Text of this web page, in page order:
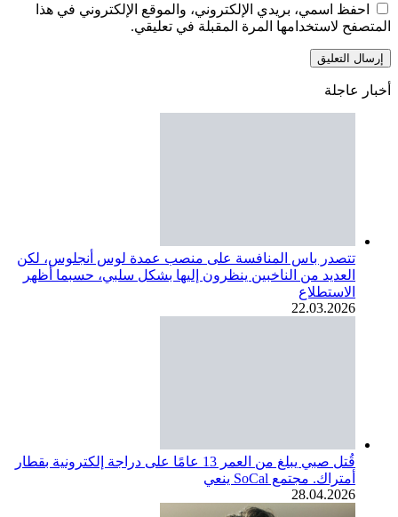
احفظ اسمي، بريدي الإلكتروني، والموقع الإلكتروني في هذا
المتصفح لاستخدامها المرة المقبلة في تعليقي.
أخبار عاجلة
تتصدر باس المنافسة على منصب عمدة لوس أنجلوس، لكن
العديد من الناخبين ينظرون إليها بشكل سلبي، حسبما أظهر
الاستطلاع
22.03.2026
قُتل صبي يبلغ من العمر 13 عامًا على دراجة إلكترونية بقطار
أمتراك. مجتمع SoCal ينعي
28.04.2026